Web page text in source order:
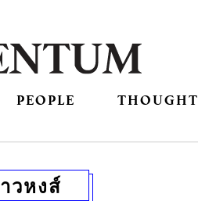
PEOPLE THOUGHT
วหงส์